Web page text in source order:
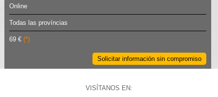
Online
Todas las províncias
69 € (*)
Solicitar información sin compromiso
VISÍTANOS EN: